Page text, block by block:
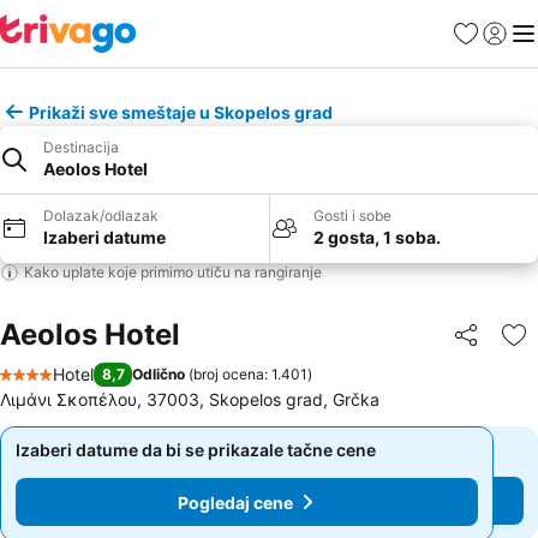
FavoritiPrijavi
Prikaži sve smeštaje u Skopelos grad
Destinacija
Aeolos Hotel
Dolazak/odlazak
Izaberi datume
Gosti i sobe
2 gosta, 1 soba.
Kako uplate koje primimo utiču na rangiranje
Aeolos Hotel Deli
4 Zvezdice
Hotel 8,7 Odlično (broj ocena: 1.401)
Λιμάνι Σκοπέλου, 37003, Skopelos grad, Grčka
Izaberi datume da bi se prikazale tačne cene
Pogledaj cene
Izaberi datume da bi se prikazale tačne cene
Pogledaj cene